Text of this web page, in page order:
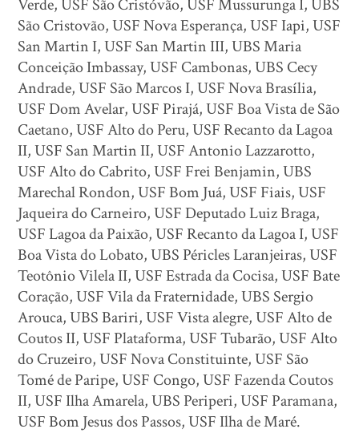
Verde, USF São Cristóvão, USF Mussurunga I, UBS
São Cristovão, USF Nova Esperança, USF Iapi, USF
San Martin I, USF San Martin III, UBS Maria
Conceição Imbassay, USF Cambonas, UBS Cecy
Andrade, USF São Marcos I, USF Nova Brasília,
USF Dom Avelar, USF Pirajá, USF Boa Vista de São
Caetano, USF Alto do Peru, USF Recanto da Lagoa
II, USF San Martin II, USF Antonio Lazzarotto,
USF Alto do Cabrito, USF Frei Benjamin, UBS
Marechal Rondon, USF Bom Juá, USF Fiais, USF
Jaqueira do Carneiro, USF Deputado Luiz Braga,
USF Lagoa da Paixão, USF Recanto da Lagoa I, USF
Boa Vista do Lobato, UBS Péricles Laranjeiras, USF
Teotônio Vilela II, USF Estrada da Cocisa, USF Bate
Coração, USF Vila da Fraternidade, UBS Sergio
Arouca, UBS Bariri, USF Vista alegre, USF Alto de
Coutos II, USF Plataforma, USF Tubarão, USF Alto
do Cruzeiro, USF Nova Constituinte, USF São
Tomé de Paripe, USF Congo, USF Fazenda Coutos
II, USF Ilha Amarela, UBS Periperi, USF Paramana,
USF Bom Jesus dos Passos, USF Ilha de Maré.